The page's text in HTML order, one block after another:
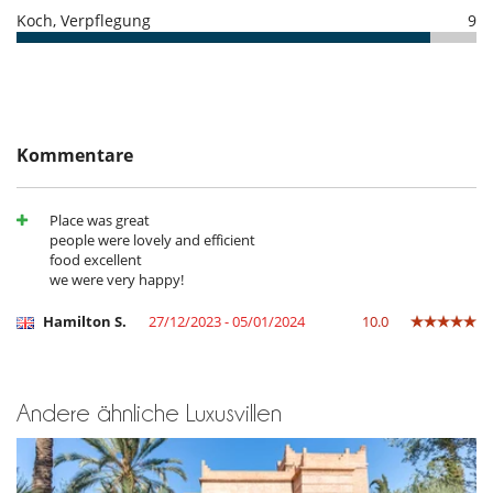
Koch, Verpflegung 9
Kommentare
Place was great
people were lovely and efficient
food excellent
we were very happy!
Hamilton S. 27/12/2023 - 05/01/2024 10.0
Andere ähnliche Luxusvillen